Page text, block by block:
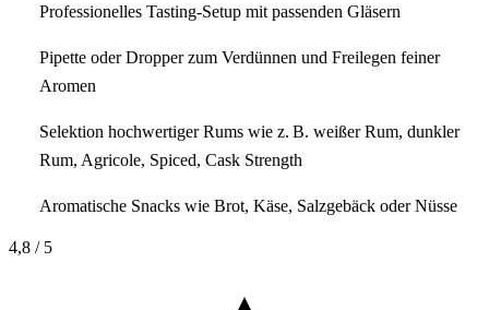
Professionelles Tasting-Setup mit passenden Gläsern
Pipette oder Dropper zum Verdünnen und Freilegen feiner
Aromen
Selektion hochwertiger Rums wie z. B. weißer Rum, dunkler
Rum, Agricole, Spiced, Cask Strength
Aromatische Snacks wie Brot, Käse, Salzgebäck oder Nüsse
4,8 / 5